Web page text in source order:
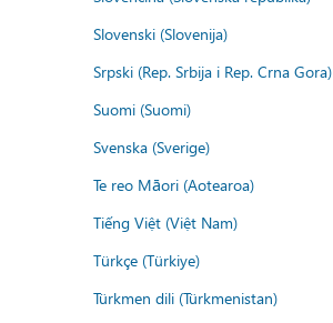
Slovenski (Slovenija)
Srpski (Rep. Srbija i Rep. Crna Gora)
Suomi (Suomi)
Svenska (Sverige)
Te reo Māori (Aotearoa)
Tiếng Việt (Việt Nam)
Türkçe (Türkiye)
Türkmen dili (Türkmenistan)